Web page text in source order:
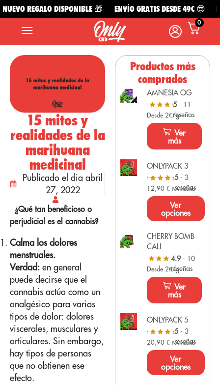
REGALO DISPONIBLE 🎁 ENVÍO GRATIS DESDE 49€ 😎
0
15 mitos y
realidades de la
marihuana
medicinal
Publicado el dia abril
27, 2022
¿Qué tan beneficioso o
perjudicial es el cannabis?
Calma los dolores
menstruales.
Verdad: en general
puede decirse que el
cannabis actúa como un
analgésico para varios
tipos de dolor: dolores
viscerales, musculares y
articulares. Sin embargo,
hay tipos de personas
que no obtienen ese
efecto.
Productos más
comprados
AMNESIA OG
5- 11
reseñas
Desde 2€/g
Ver
más
ONLYPACK 3
5- 3
reseñas
12,90€ IVA Incluido
Ver
opciones
CHERRY BOMB
CALI
4.9- 10
reseñas
Desde 2€/g
Ver
más
ONLYPACK 5
5- 3
reseñas
20,90€ IVA Incluido
Ver
opciones